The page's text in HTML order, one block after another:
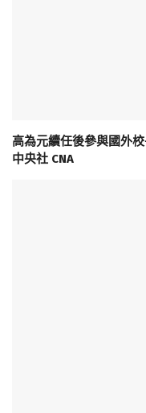
高為元續任後參與國外
中央社 CNA